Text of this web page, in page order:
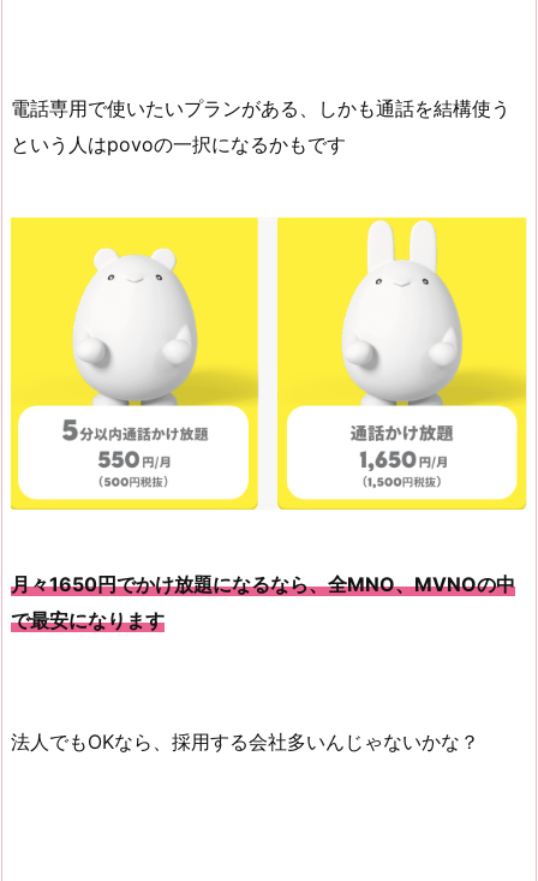
電話専用で使いたいプランがある、しかも通話を結構使う
という人はpovoの一択になるかもです
月々1650円でかけ放題になるなら、全MNO、MVNOの中
で最安になります
法人でもOKなら、採用する会社多いんじゃないかな？